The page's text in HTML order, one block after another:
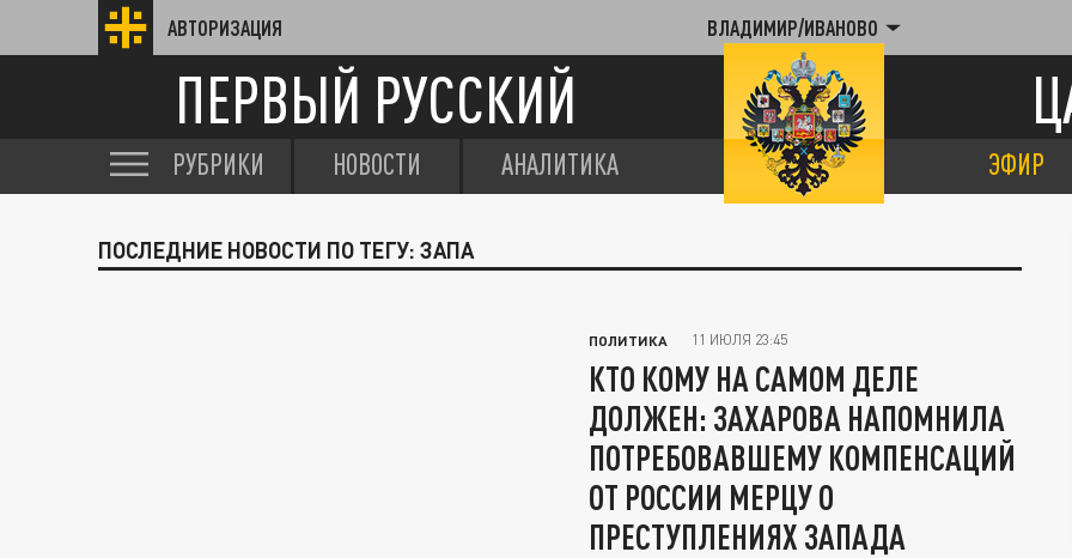
АВТОРИЗАЦИЯ ВЛАДИМИР/ИВАНОВО
ПЕРВЫЙ РУССКИЙ
РУБРИКИ НОВОСТИ АНАЛИТИКА ЭФИР
ПОСЛЕДНИЕ НОВОСТИ ПО ТЕГУ: ЗАПА
ПОЛИТИКА 11 ИЮЛЯ 23:45
КТО КОМУ НА САМОМ ДЕЛЕ
ДОЛЖЕН: ЗАХАРОВА НАПОМНИЛА
ПОТРЕБОВАВШЕМУ КОМПЕНСАЦИЙ
ОТ РОССИИ МЕРЦУ О
ПРЕСТУПЛЕНИЯХ ЗАПАДА